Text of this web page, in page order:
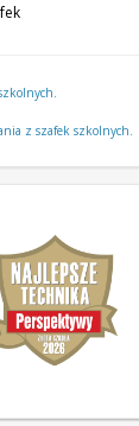
z szafek szkolnych.